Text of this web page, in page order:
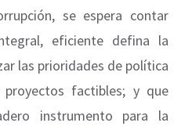
se espera contar
eficiente defina la
las prioridades de política
proyectos factibles; y que
instrumento para la